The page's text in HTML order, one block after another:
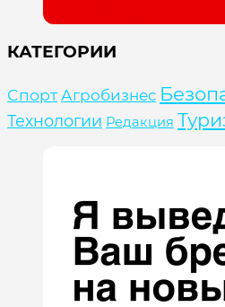
КАТЕГОРИИ
Cпорт Агробизнес
Технологии Редакция